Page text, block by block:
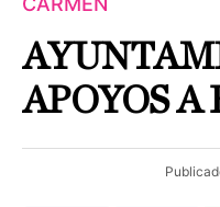
APOYOS A